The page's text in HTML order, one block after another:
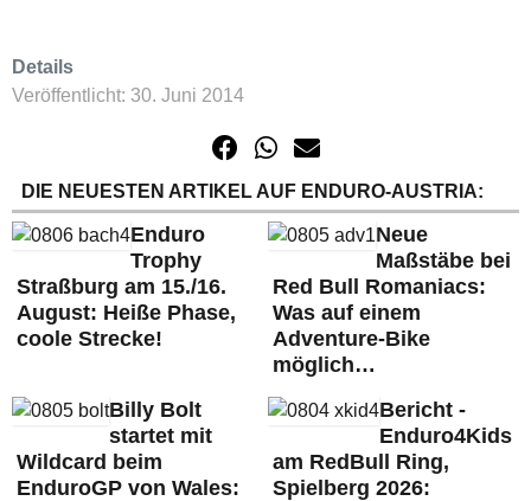
Details
Veröffentlicht: 30. Juni 2014
DIE NEUESTEN ARTIKEL AUF ENDURO-AUSTRIA:
Enduro
Trophy
Straßburg am 15./16.
August: Heiße Phase,
coole Strecke!
Neue
Maßstäbe bei
Red Bull Romaniacs:
Was auf einem
Adventure-Bike
möglich…
Billy Bolt
startet mit
Wildcard beim
EnduroGP von Wales:
Bericht -
Enduro4Kids
am RedBull Ring,
Spielberg 2026: